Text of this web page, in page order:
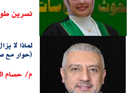
نسرين
لماذا لا
(حوار مع
م/ حسام